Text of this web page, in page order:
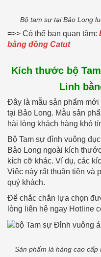
Bộ tam sự tại Bảo Long
=>> Có thể bạn quan tâm:
bằng đồng Catut
Kích thước bộ
Linh
Đây là mẫu sản phẩm
tại Bảo Long. Mẫu sản
hài lòng khách hàng khó
Bộ Tam sự đỉnh vuông
Bảo Long ngoài kích
kích cỡ khác. Ví dụ, các
Việc này rất thuận tiện và
quý khách.
Để chắc chắn lựa chọn
lòng liên hệ ngay Hotline
Sản phẩm là hàng cao